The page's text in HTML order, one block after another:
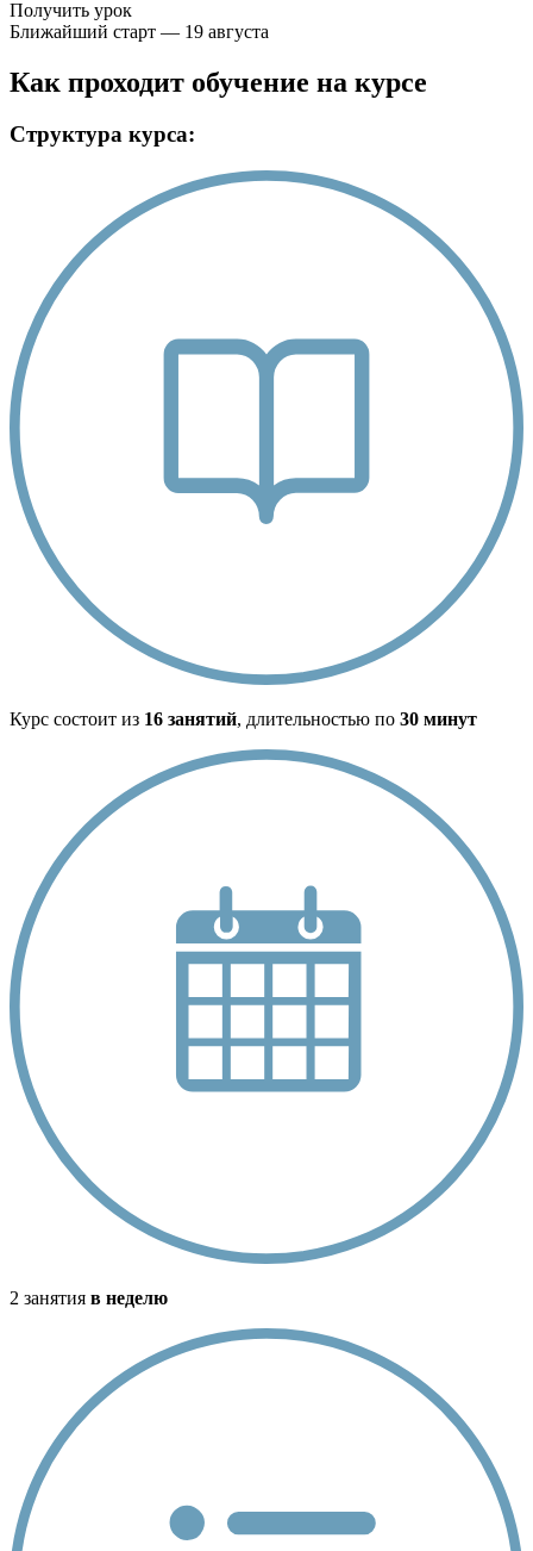
Получить урок
Ближайший старт — 19 августа
Как проходит обучение на курсе
Структура курса:
Курс состоит из 16 занятий, длительностью по 30 минут
2 занятия в неделю